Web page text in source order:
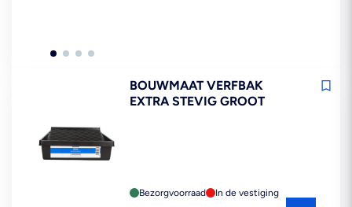
BOUWMAAT VERFBAK
EXTRA STEVIG GROOT
Bezorgvoorraad In de vestiging